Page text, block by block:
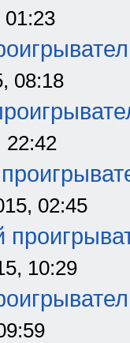
01:23
08:18
22:42
02:45
10:29